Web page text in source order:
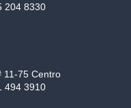
204 8330
11-75 Centro
494 3910